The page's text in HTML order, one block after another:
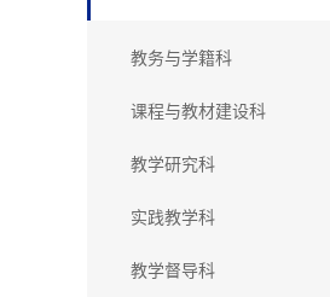
教务与学籍科
课程与教材建设科
教学研究科
实践教学科
教学督导科